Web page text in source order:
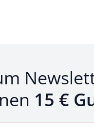
15 €